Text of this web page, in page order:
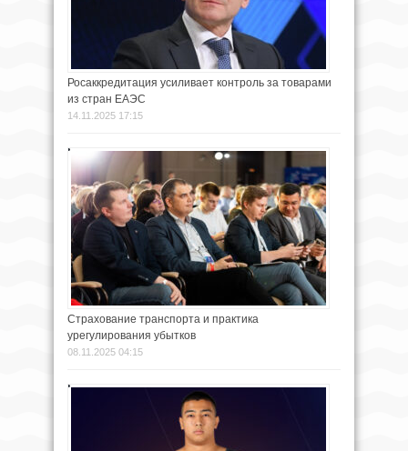
Росаккредитация усиливает контроль за товарами
из стран ЕАЭС
14.11.2025 17:15
Страхование транспорта и практика
урегулирования убытков
08.11.2025 04:15